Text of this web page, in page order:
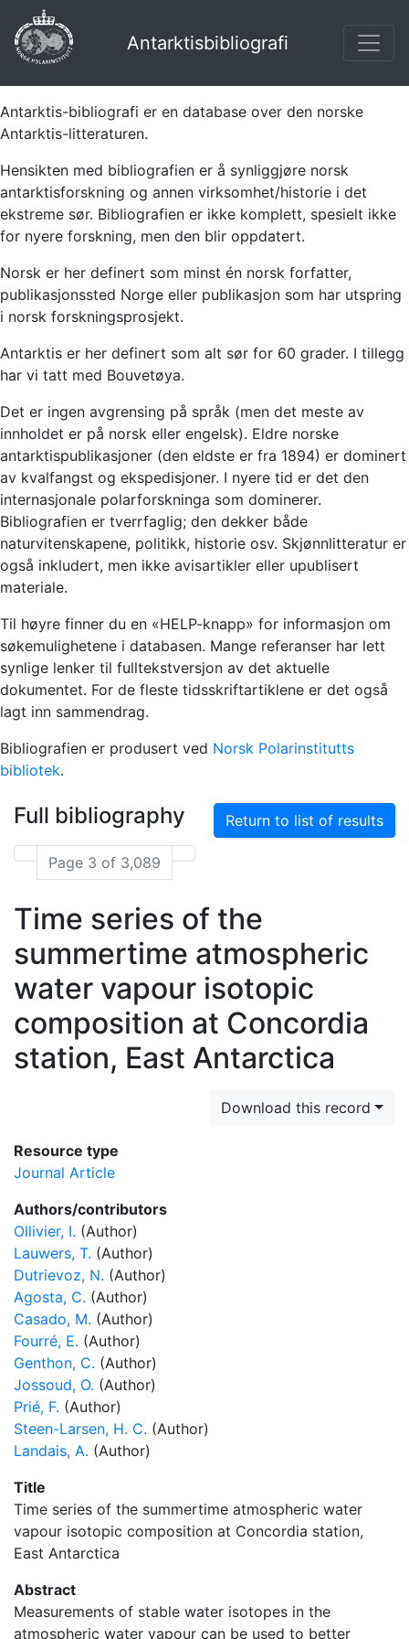
Antarktisbibliografi
Antarktis-bibliografi er en database over den norske
Antarktis-litteraturen.
Hensikten med bibliografien er å synliggjøre norsk
antarktisforskning og annen virksomhet/historie i det
ekstreme sør. Bibliografien er ikke komplett, spesielt ikke
for nyere forskning, men den blir oppdatert.
Norsk er her definert som minst én norsk forfatter,
publikasjonssted Norge eller publikasjon som har utspring
i norsk forskningsprosjekt.
Antarktis er her definert som alt sør for 60 grader. I tillegg
har vi tatt med Bouvetøya.
Det er ingen avgrensing på språk (men det meste av
innholdet er på norsk eller engelsk). Eldre norske
antarktispublikasjoner (den eldste er fra 1894) er dominert
av kvalfangst og ekspedisjoner. I nyere tid er det den
internasjonale polarforskninga som dominerer.
Bibliografien er tverrfaglig; den dekker både
naturvitenskapene, politikk, historie osv. Skjønnlitteratur er
også inkludert, men ikke avisartikler eller upublisert
materiale.
Til høyre finner du en «HELP-knapp» for informasjon om
søkemulighetene i databasen. Mange referanser har lett
synlige lenker til fulltekstversjon av det aktuelle
dokumentet. For de fleste tidsskriftartiklene er det også
lagt inn sammendrag.
Bibliografien er produsert ved Norsk Polarinstitutts
bibliotek.
Full bibliography Return to list of results
Page 3 of 3,089
Time series of the
summertime atmospheric
water vapour isotopic
composition at Concordia
station, East Antarctica
Download this record
Resource type
Journal Article
Authors/contributors
Ollivier, I. (Author)
Lauwers, T. (Author)
Dutrievoz, N. (Author)
Agosta, C. (Author)
Casado, M. (Author)
Fourré, E. (Author)
Genthon, C. (Author)
Jossoud, O. (Author)
Prié, F. (Author)
Steen-Larsen, H. C. (Author)
Landais, A. (Author)
Title
Time series of the summertime atmospheric water
vapour isotopic composition at Concordia station,
East Antarctica
Abstract
Measurements of stable water isotopes in the
atmospheric water vapour can be used to better